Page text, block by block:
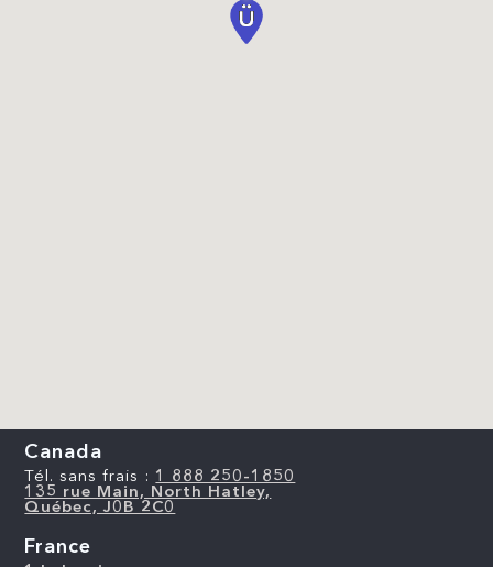
Canada
Tél. sans frais : 1 888 250-1850
135 rue Main, North Hatley,
Québec, J0B 2C0
France